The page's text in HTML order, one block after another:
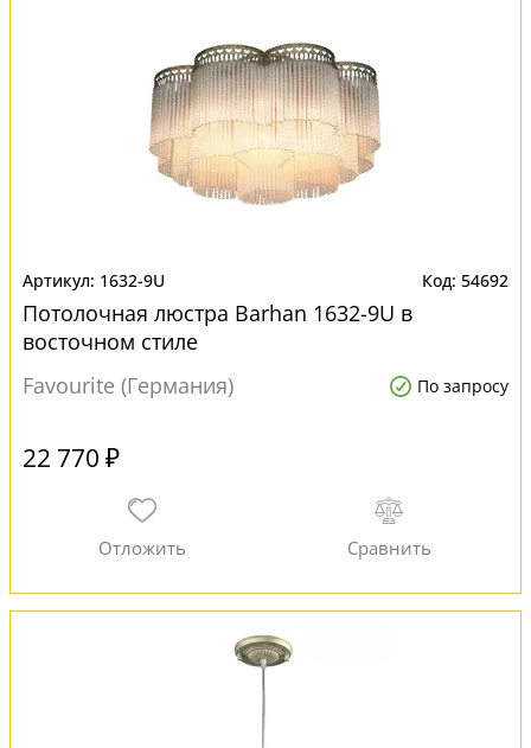
1632-9U 54692
Потолочная люстра Barhan 1632-9U в
восточном стиле
Favourite (Германия)
По запросу
22 770 ₽